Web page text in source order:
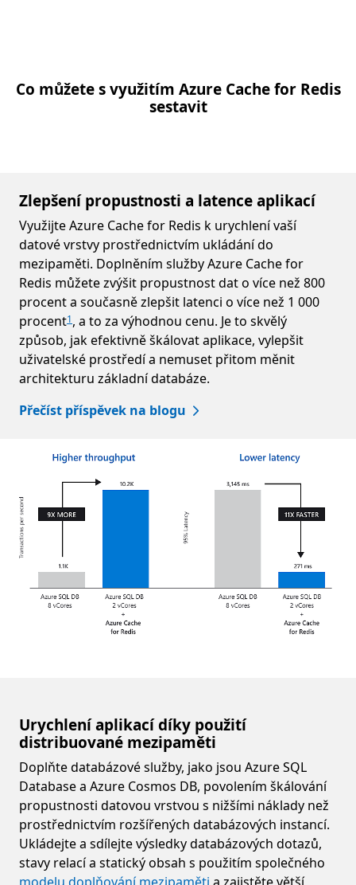
Co můžete s využitím Azure Cache for Redis
sestavit
Zlepšení propustnosti a latence aplikací
Využijte Azure Cache for Redis k urychlení vaší
datové vrstvy prostřednictvím ukládání do
mezipaměti. Doplněním služby Azure Cache for
Redis můžete zvýšit propustnost dat o více než 800
procent a současně zlepšit latenci o více než 1 000
procent1, a to za výhodnou cenu. Je to skvělý
způsob, jak efektivně škálovat aplikace, vylepšit
uživatelské prostředí a nemuset přitom měnit
architekturu základní databáze.
Přečíst příspěvek na blogu
Urychlení aplikací díky použití
distribuované mezipaměti
Doplňte databázové služby, jako jsou Azure SQL
Database a Azure Cosmos DB, povolením škálování
propustnosti datovou vrstvou s nižšími náklady než
prostřednictvím rozšířených databázových instancí.
Ukládejte a sdílejte výsledky databázových dotazů,
stavy relací a statický obsah s použitím společného